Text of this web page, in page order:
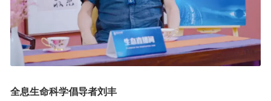
全息生命科学倡导者刘丰